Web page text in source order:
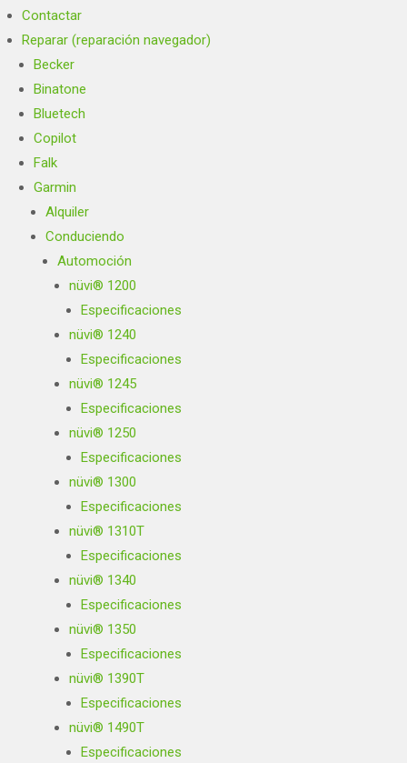
Contactar
Reparar (reparación navegador)
Becker
Binatone
Bluetech
Copilot
Falk
Garmin
Alquiler
Conduciendo
Automoción
nüvi® 1200
Especificaciones
nüvi® 1240
Especificaciones
nüvi® 1245
Especificaciones
nüvi® 1250
Especificaciones
nüvi® 1300
Especificaciones
nüvi® 1310T
Especificaciones
nüvi® 1340
Especificaciones
nüvi® 1350
Especificaciones
nüvi® 1390T
Especificaciones
nüvi® 1490T
Especificaciones